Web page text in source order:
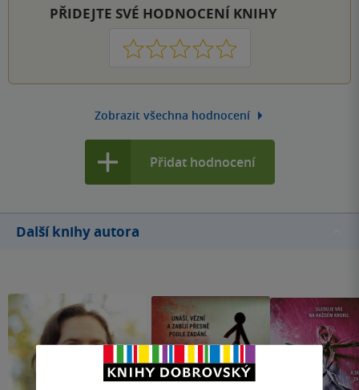
PŘIDEJTE SVÉ HODNOCENÍ KNIHY
1 2 3 4 5
Zobrazit všechna hodnocení
Přidat hodnocení
Další knihy autora